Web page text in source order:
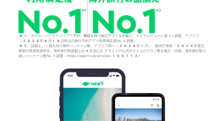
*1「ホテル・パッケージツアー予約」機能を持つ旅行アプリを対象に、ストアレビューに基づく調査。アプリブ
（2025年6月18日時点の旅行予約アプリ利用満足度No.1調査）
*2「品揃え」＝個人向け海外パッケージ数。アプリブ調べ（2026年1月）。観光庁発表「2024年度主
要旅行業者取扱状況」海外旅行取扱額上位4社含む計7サイトの公式サイト上のプラン数を集計・比較。海外旅行取り
扱いパッケージ数No.1調査：https://app-liv.jp/articles/155712/